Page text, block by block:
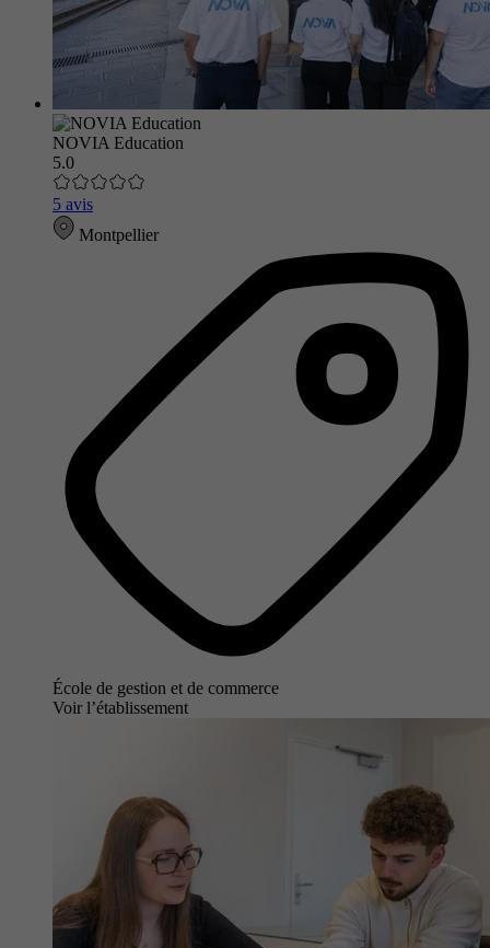
NOVIA Education
5.0
5 avis
Montpellier
École de gestion et de commerce
Voir l’établissement